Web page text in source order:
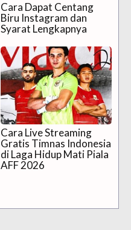
Cara Dapat Centang
Biru Instagram dan
Syarat Lengkapnya
Cara Live Streaming
Gratis Timnas Indonesia
di Laga Hidup Mati Piala
AFF 2026